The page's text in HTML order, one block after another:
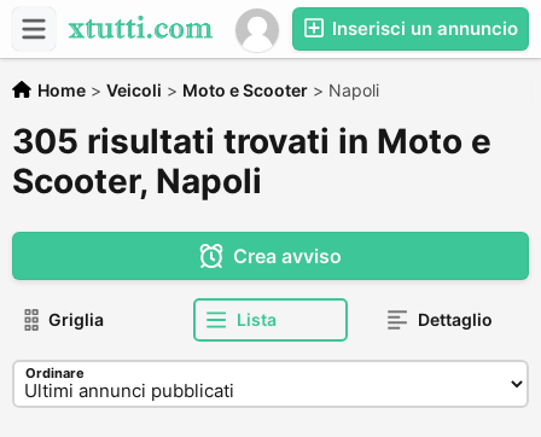
Inserisci un annuncio
Home > Veicoli > Moto e Scooter > Napoli
305 risultati trovati in Moto e
Scooter, Napoli
Crea avviso
Griglia Lista Dettaglio
Ordinare